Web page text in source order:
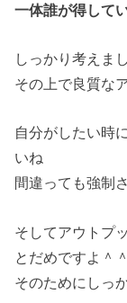
一体誰が得して
しっかり考えま
その上で良質な
自分がしたい時
いね
間違っても強制
そしてアウトプ
とだめですよ＾＾
そのためにしっ